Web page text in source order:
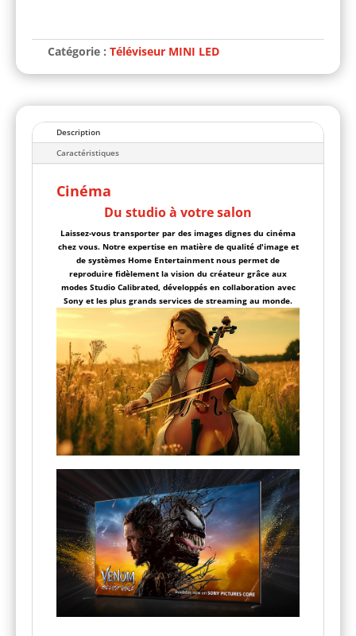
t
e
t
i
:
Catégorie : Téléviseur MINI LED
Description
Caractéristiques
Cinéma
Du studio à votre salon
Laissez-vous transporter par des images dignes du cinéma
chez vous. Notre expertise en matière de qualité d'image et
de systèmes Home Entertainment nous permet de
reproduire fidèlement la vision du créateur grâce aux
modes Studio Calibrated, développés en collaboration avec
Sony et les plus grands services de streaming au monde.